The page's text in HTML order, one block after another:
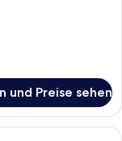
und Preise sehen
mit Etagenbett,